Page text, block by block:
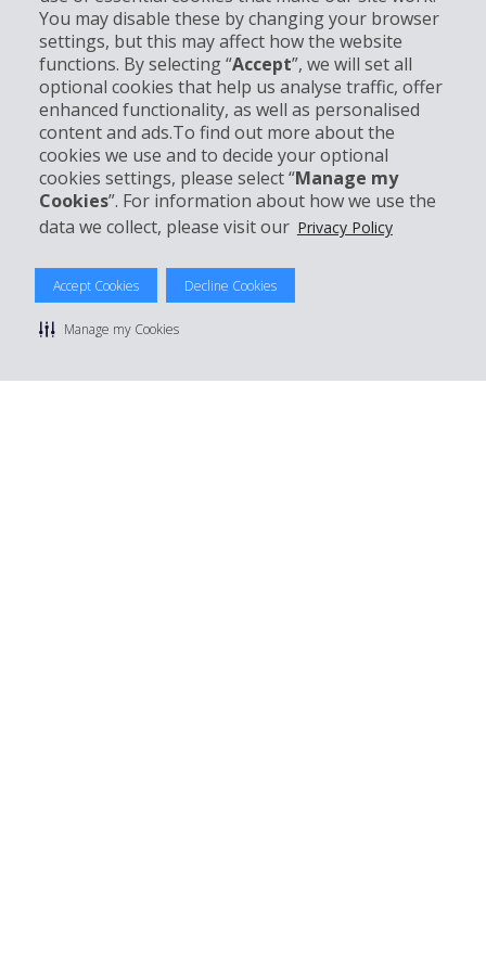
You may disable these by changing your browser
settings, but this may affect how the website
functions. By selecting “Accept”, we will set all
optional cookies that help us analyse traffic, offer
enhanced functionality, as well as personalised
content and ads.To find out more about the
cookies we use and to decide your optional
cookies settings, please select “Manage my
Cookies”. For information about how we use the
data we collect, please visit our Privacy Policy
Accept Cookies Decline Cookies
Manage my Cookies
Entreprise
Support client
Réserver avec Hertz
© 2026 The Hertz System, Inc.
Politique de confidentialité | Conditions d'utilisation du site
Conditions de location
Gérer mes cookies